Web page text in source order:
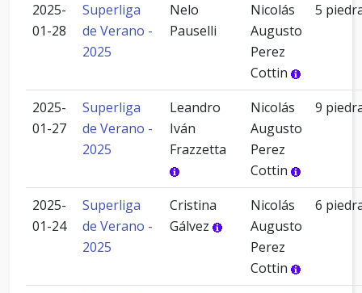
2025-
01-28
Superliga
de Verano -
2025
Nelo
Pauselli
Nicolás
Augusto
Perez
Cottin
5
2025-
01-27
Superliga
de Verano -
2025
Leandro
Iván
Frazzetta
Nicolás
Augusto
Perez
Cottin
9
2025-
01-24
Superliga
de Verano -
2025
Cristina
Gálvez
Nicolás
Augusto
Perez
Cottin
6